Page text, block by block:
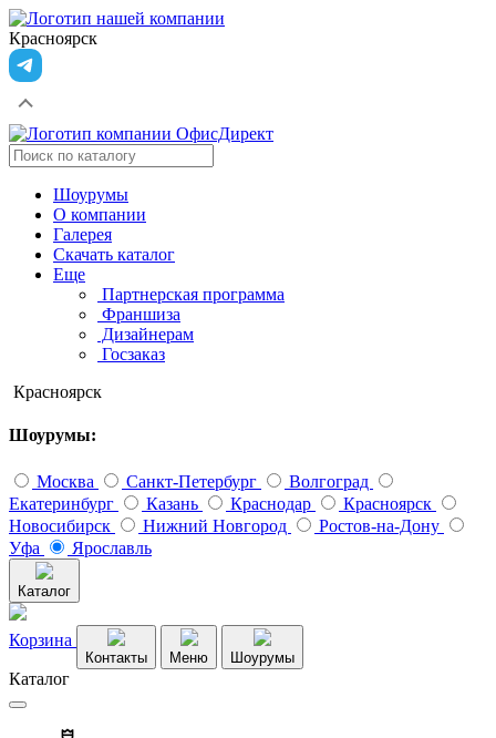
Красноярск
Шоурумы
О компании
Галерея
Скачать каталог
Еще
Партнерская программа
Франшиза
Дизайнерам
Госзаказ
Красноярск
Шоурумы:
Москва Санкт-Петербург
Волгоград
Екатеринбург
Казань Краснодар
Красноярск
Новосибирск
Нижний Новгород
Ростов-на-Дону
Уфа
Ярославль
Каталог
Корзина
Контакты Меню Шоурумы
Каталог